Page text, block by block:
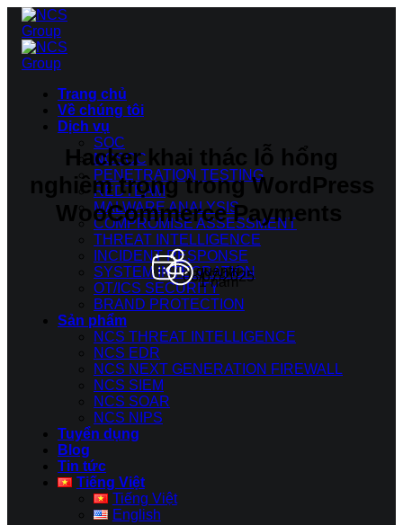
Bỏ
qua
nội
dung
Trang chủ
Về chúng tôi
Dịch vụ
SOC
NCSOC
PENETRATION TESTING
REDTEAM
MALWARE ANALYSIS
COMPROMISE ASSESSMENT
THREAT INTELLIGENCE
INCIDENT RESPONSE
SYSTEM INTEGRATION
OT/ICS SECURITY
BRAND PROTECTION
Sản phẩm
NCS THREAT INTELLIGENCE
NCS EDR
NCS NEXT GENERATION FIREWALL
NCS SIEM
NCS SOAR
NCS NIPS
Tuyển dụng
Blog
Tin tức
Tiếng Việt
Tiếng Việt
English
Hacker khai thác lỗ hổng
nghiêm trọng trong WordPress
WooCommerce Payments
quantri
08/07/2025
1 năm